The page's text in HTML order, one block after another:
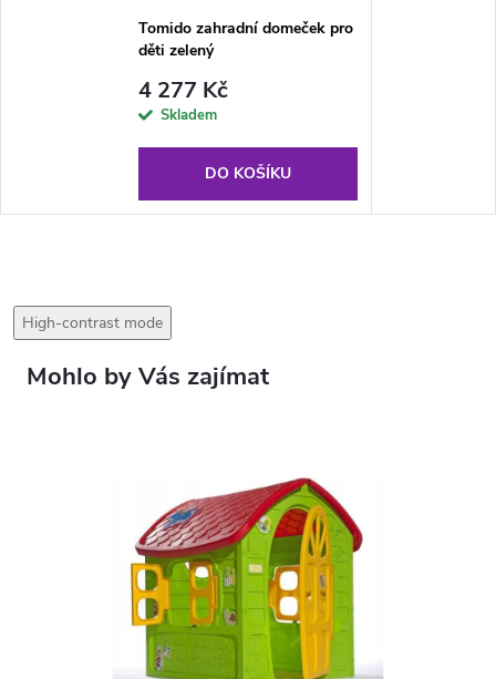
Tomido zahradní domeček pro
děti zelený
4 277 Kč
Skladem
DO KOŠÍKU
High-contrast mode